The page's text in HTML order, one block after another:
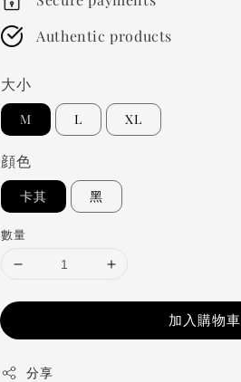
Authentic products
大小
M L XL
顔色
卡其 黑
數量
加入購物車
分享